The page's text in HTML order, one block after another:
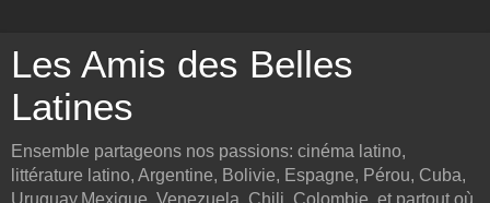
Les Amis des Belles
Latines
Ensemble partageons nos passions: cinéma latino,
littérature latino, Argentine, Bolivie, Espagne, Pérou, Cuba,
Uruguay,Mexique, Venezuela, Chili, Colombie, et partout où